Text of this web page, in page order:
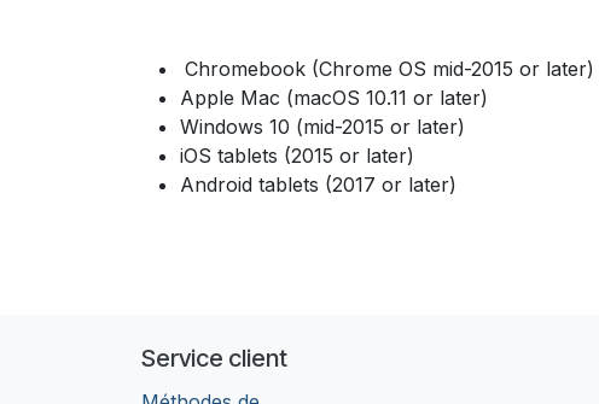
Chromebook (Chrome OS mid-2015 or later)
Apple Mac (macOS 10.11 or later)
Windows 10 (mid-2015 or later)
iOS tablets (2015 or later)
Android tablets (2017 or later)
Service client